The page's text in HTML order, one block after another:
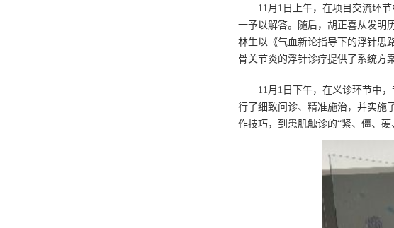
11月1日上午，在项目交流环
一予以解答。随后，胡正喜从发明
林生以《气血新论指导下的浮针思
骨关节炎的浮针诊疗提供了系统方
11月1日下午，在义诊环节中
行了细致问诊、精准施治，并实施
作技巧，到患肌触诊的“紧、僵、